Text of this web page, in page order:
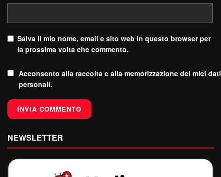
Salva il mio nome, email e sito web in questo browser per
la prossima volta che commento.
Acconsento alla raccolta e alla memorizzazione dei miei dati
personali.
NEWSLETTER